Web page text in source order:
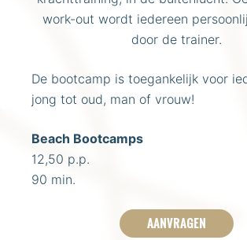
work-out wordt iedereen
door de trainer.
De bootcamp is toegankelijk voor
jong tot oud, man of vrouw!
Beach Bootcamps
12,50 p.p.
90 min.
AANVRAGEN